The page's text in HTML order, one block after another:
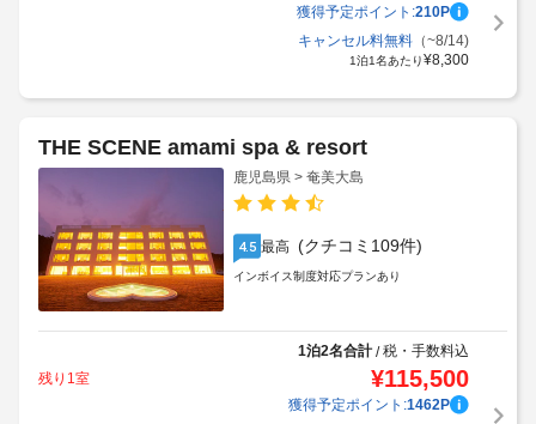
獲得予定ポイント:210P
キャンセル料無料（~8/14)
1泊1名あたり¥8,300
THE SCENE amami spa & resort
鹿児島県 > 奄美大島
4.5 最高 (クチコミ109件)
インボイス制度対応プランあり
1泊2名合計/税・手数料込
残り1室
¥115,500
獲得予定ポイント:1462P